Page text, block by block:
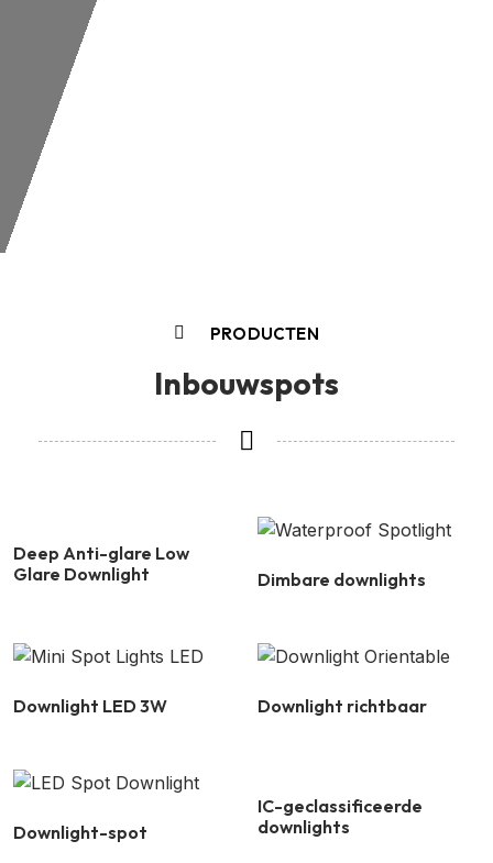
PRODUCTEN
Inbouwspots
Deep Anti-glare Low
Glare Downlight
Dimbare downlights
Downlight LED 3W Downlight richtbaar
Downlight-spot
IC-geclassificeerde
downlights